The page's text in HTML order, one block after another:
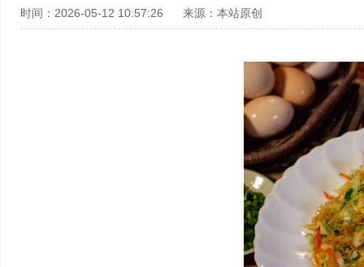
时间：2026-05-12 10:57:26 来源：本站原创